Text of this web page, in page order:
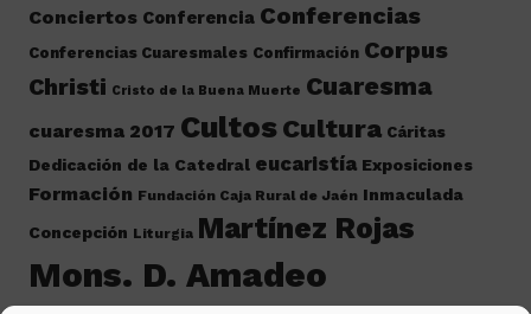
Conciertos Conferencia Conferencias
Conferencias Cuaresmales Confirmación Corpus
Christi Cristo de la Buena Muerte Cuaresma
cuaresma 2017 Cultos Cultura Cáritas
Dedicación de la Catedral eucaristía Exposiciones
Formación Fundación Caja Rural de Jaén Inmaculada
Concepción Liturgia Martínez Rojas
Mons. D. Amadeo